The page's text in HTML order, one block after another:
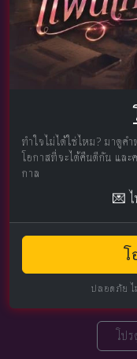
ทำใจไม่ได้ใช่ไหม? มาดูค
โอกาสที่จะได้คืนดีกัน แล
กาล
💌
โ
ปลอดภัย ไ
โป